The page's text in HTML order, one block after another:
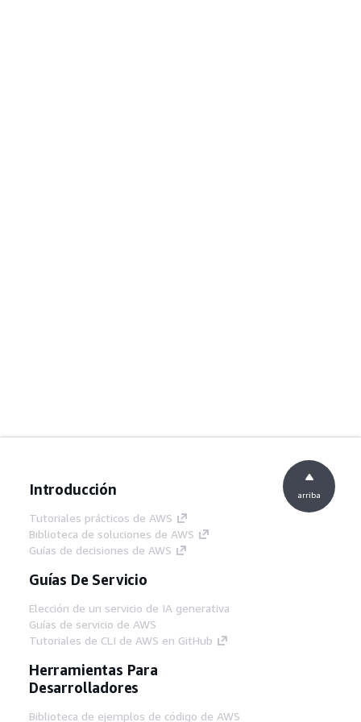
Introducción
Tutoriales prácticos de AWS
Biblioteca de soluciones de AWS
Guías de decisiones de AWS
Guías De Servicio
Elección de un servicio de IA generativa
Guías de servicio de AWS
Tutoriales de CLI de AWS en GitHub
Herramientas Para
Desarrolladores
Biblioteca de ejemplos de código de AWS
arriba